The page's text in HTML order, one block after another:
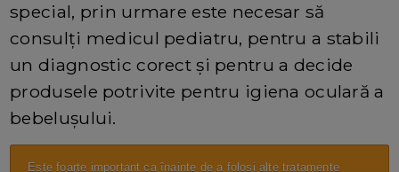
special, prin urmare este necesar să
consulți medicul pediatru, pentru a stabili
un diagnostic corect și pentru a decide
produsele potrivite pentru igiena oculară a
bebelușului.
Este foarte important ca înainte de a folosi alte tratamente